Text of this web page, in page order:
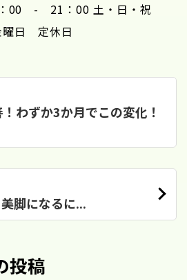
：00 - 21：00 土・日・祝
日 定休日
わずか3か月でこの変化！
脚になるに...
投稿